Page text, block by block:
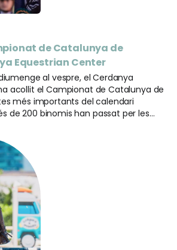
de Catalunya de
Equestrian Center
al vespre, el Cerdanya
acollit el Campionat de Catalunya de
més importants del calendari
de 200 binomis han passat per les
instal·lació per participar en les tres
doma, salt i concurs complet.